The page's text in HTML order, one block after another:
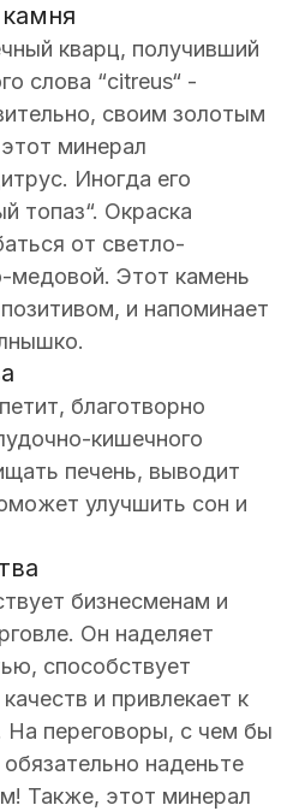
кварц, получивший
слова “citreus“ -
своим золотым
минерал
Иногда его
топаз“. Окраска
от светло-
медовой. Этот камень
и напоминает
благотворно
кишечного
печень, выводит
улучшить сон и
бизнесменам и
Он наделяет
способствует
и привлекает к
переговоры, с чем бы
наденьте
Также, этот минерал